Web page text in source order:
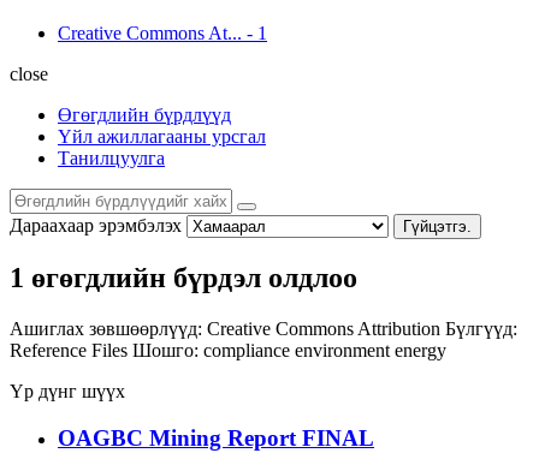
Creative Commons At... - 1
close
Өгөгдлийн бүрдлүүд
Үйл ажиллагааны урсгал
Танилцуулга
Дараахаар эрэмбэлэх Гүйцэтгэ.
1 өгөгдлийн бүрдэл олдлоо
Ашиглах зөвшөөрлүүд: Creative Commons Attribution Бүлгүүд:
Reference Files Шошго: compliance environment energy
Үр дүнг шүүх
OAGBC Mining Report FINAL